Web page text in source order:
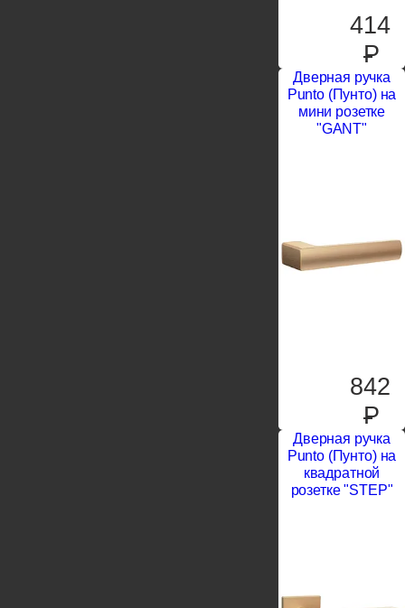
414
P
Дверная ручка
Punto (Пунто) на
мини розетке
"GANT"
842
P
Дверная ручка
Punto (Пунто) на
квадратной
розетке "STEP"